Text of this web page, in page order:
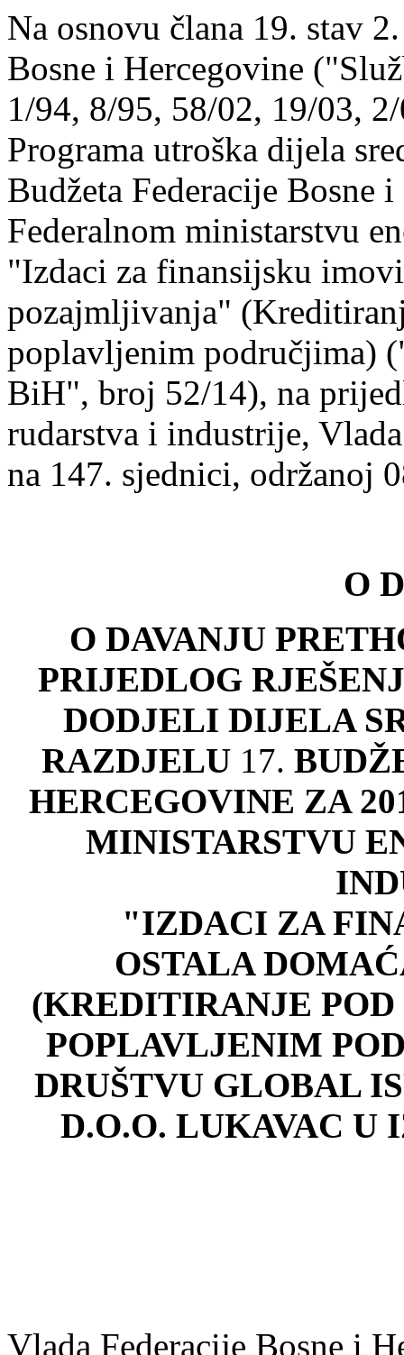
Na osnovu člana 19. stav
Bosne i Hercegovine
1/94, 8/95, 58/02, 19/03,
Programa utroška dijela
Budžeta Federacije Bosne
Federalnom ministarstvu
"Izdaci za finansijsku
pozajmljivanja"
poplavljenim područjima)
BiH", broj 52/14), na
rudarstva i industrije,
na 147. sjednici, održanoj
O
O DAVANJU
PRIJEDLOG RJE
DODJELI DIJELA
RAZDJELU 17. BUD
HERCEGOVINE ZA
MINISTARSTVU
"IZDACI ZA
OSTALA DOMA
(KREDITIRANJE
POPLAVLJENIM
DRUŠTVU GLOBAL
D.O.O. LUKAVAC U
Vlada Federacije Bosne i